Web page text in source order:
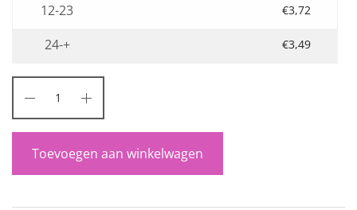
12-23 €3,72
24-+ €3,49
Toevoegen aan winkelwagen